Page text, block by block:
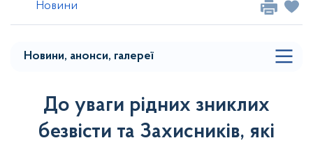
Новини
До уваги рідних зниклих
безвісти та Захисників, які
Новини, анонси, галереї
`Петрівська громада`
Мапа розділу сайту